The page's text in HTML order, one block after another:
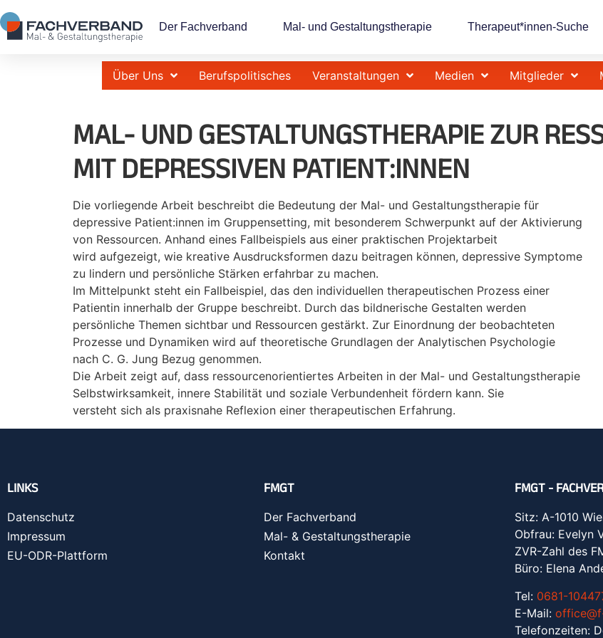
Der Fachverband Mal- und Gestaltungstherapie Therapeut*innen-Suche
Über Uns Berufspolitisches Veranstaltungen Medien Mitglieder
MAL- UND GESTALTUNGSTHERAPIE ZUR
MIT DEPRESSIVEN PATIENT:INNEN
Die vorliegende Arbeit beschreibt die Bedeutung der Mal- und Gestaltungstherapie für
depressive Patient:innen im Gruppensetting, mit besonderem Schwerpunkt auf der Aktivierung
von Ressourcen. Anhand eines Fallbeispiels aus einer praktischen Projektarbeit
wird aufgezeigt, wie kreative Ausdrucksformen dazu beitragen können, depressive Symptome
zu lindern und persönliche Stärken erfahrbar zu machen.
Im Mittelpunkt steht ein Fallbeispiel, das den individuellen therapeutischen Prozess einer
Patientin innerhalb der Gruppe beschreibt. Durch das bildnerische Gestalten werden
persönliche Themen sichtbar und Ressourcen gestärkt. Zur Einordnung der beobachteten
Prozesse und Dynamiken wird auf theoretische Grundlagen der Analytischen Psychologie
nach C. G. Jung Bezug genommen.
Die Arbeit zeigt auf, dass ressourcenorientiertes Arbeiten in der Mal- und Gestaltungstherapie
Selbstwirksamkeit, innere Stabilität und soziale Verbundenheit fördern kann. Sie
versteht sich als praxisnahe Reflexion einer therapeutischen Erfahrung.
LINKS
Datenschutz
Impressum
EU-ODR-Plattform
FMGT
Der Fachverband
Mal- & Gestaltungstherapie
Kontakt
FMGT -
Sitz: A-1010
Obfrau: Evelyn
ZVR-Zahl des
Büro: Elena
Tel: 0681-
E-Mail:
Telefonzeiten: